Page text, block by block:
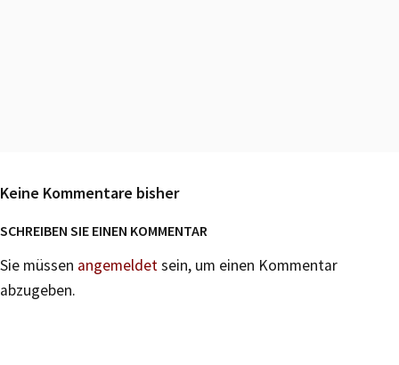
Keine Kommentare bisher
SCHREIBEN SIE EINEN KOMMENTAR
Sie müssen angemeldetsein, um einen Kommentar
abzugeben.